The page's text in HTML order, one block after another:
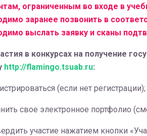
ограниченным во входе в
заранее позвонить в
выслать заявку и сканы
в конкурсах на получение
http://flamingo.tsuab.ru:
(если нет регистрации);
свое электронное портфолио
участие нажатием кнопки